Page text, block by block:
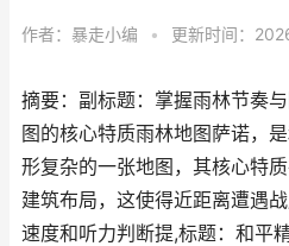
作者： 暴走小编 • 更新时间：
摘要：副标题：掌握雨林节奏
图的核心特质雨林地图萨诺，
形复杂的一张地图，其核心特
建筑布局，这使得近距离遭遇
速度和听力判断提,标题：和